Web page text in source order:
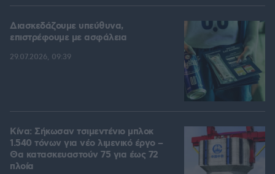
Διασκεδάζουμε υπεύθυνα,
επιστρέφουμε με ασφάλεια
29.07.2026, 09:39
Κίνα: Σήκωσαν τσιμεντένιο μπλοκ
1.540 τόνων για νέο λιμενικό έργο –
Θα κατασκευαστούν 75 για έως 72
πλοία